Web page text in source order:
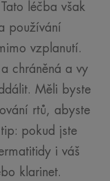
léčba však
používání
vzplanutí.
chráněná a vy
Měli byste
rtů, abyste
pokud jste
i váš
klarinet.